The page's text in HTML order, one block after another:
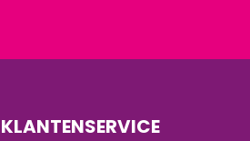
KLANTENSERVICE